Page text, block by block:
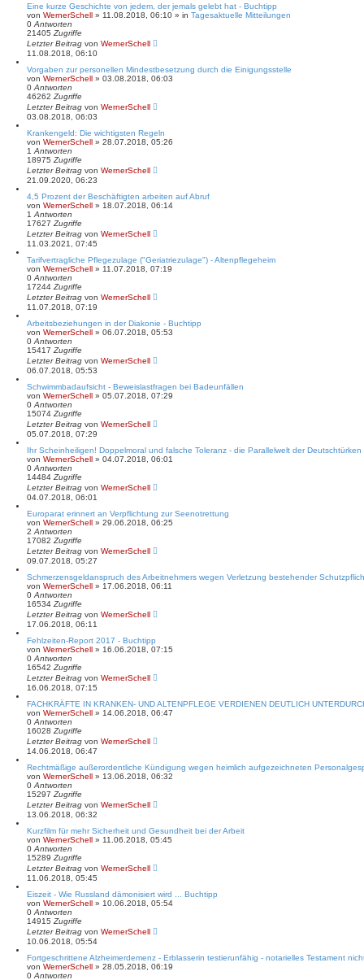
Eine kurze Geschichte von jedem, der jemals gelebt hat - Buchtipp
von WernerSchell » 11.08.2018, 06:10 » in Tagesaktuelle Mitteilungen
0 Antworten
21405 Zugriffe
Letzter Beitrag von WernerSchell
11.08.2018, 06:10
Vorgaben zur personellen Mindestbesetzung durch die Einigungsstelle
von WernerSchell » 03.08.2018, 06:03
0 Antworten
46262 Zugriffe
Letzter Beitrag von WernerSchell
03.08.2018, 06:03
Krankengeld: Die wichtigsten Regeln
von WernerSchell » 28.07.2018, 05:26
1 Antworten
18975 Zugriffe
Letzter Beitrag von WernerSchell
21.09.2020, 06:23
4,5 Prozent der Beschäftigten arbeiten auf Abruf
von WernerSchell » 18.07.2018, 06:14
1 Antworten
17627 Zugriffe
Letzter Beitrag von WernerSchell
11.03.2021, 07:45
Tarifvertragliche Pflegezulage ("Geriatriezulage") - Altenpflegeheim
von WernerSchell » 11.07.2018, 07:19
0 Antworten
17244 Zugriffe
Letzter Beitrag von WernerSchell
11.07.2018, 07:19
Arbeitsbeziehungen in der Diakonie - Buchtipp
von WernerSchell » 06.07.2018, 05:53
0 Antworten
15417 Zugriffe
Letzter Beitrag von WernerSchell
06.07.2018, 05:53
Schwimmbadaufsicht - Beweislastfragen bei Badeunfällen
von WernerSchell » 05.07.2018, 07:29
0 Antworten
15074 Zugriffe
Letzter Beitrag von WernerSchell
05.07.2018, 07:29
Ihr Scheinheiligen! Doppelmoral und falsche Toleranz - die Parallelwelt der
von WernerSchell » 04.07.2018, 06:01
0 Antworten
14484 Zugriffe
Letzter Beitrag von WernerSchell
04.07.2018, 06:01
Europarat erinnert an Verpflichtung zur Seenotrettung
von WernerSchell » 29.06.2018, 06:25
2 Antworten
17082 Zugriffe
Letzter Beitrag von WernerSchell
09.07.2018, 05:27
Schmerzensgeldanspruch des Arbeitnehmers wegen Verletzung bestehender
von WernerSchell » 17.06.2018, 06:11
0 Antworten
16534 Zugriffe
Letzter Beitrag von WernerSchell
17.06.2018, 06:11
Fehlzeiten-Report 2017 - Buchtipp
von WernerSchell » 16.06.2018, 07:15
0 Antworten
16542 Zugriffe
Letzter Beitrag von WernerSchell
16.06.2018, 07:15
FACHKRÄFTE IN KRANKEN- UND ALTENPFLEGE VERDIENEN DEUTLICH
von WernerSchell » 14.06.2018, 06:47
0 Antworten
16028 Zugriffe
Letzter Beitrag von WernerSchell
14.06.2018, 06:47
Rechtmäßige außerordentliche Kündigung wegen heimlich aufgezeichneten
von WernerSchell » 13.06.2018, 06:32
0 Antworten
15297 Zugriffe
Letzter Beitrag von WernerSchell
13.06.2018, 06:32
Kurzfilm für mehr Sicherheit und Gesundheit bei der Arbeit
von WernerSchell » 11.06.2018, 05:45
0 Antworten
15289 Zugriffe
Letzter Beitrag von WernerSchell
11.06.2018, 05:45
Eiszeit - Wie Russland dämonisiert wird ... Buchtipp
von WernerSchell » 10.06.2018, 05:54
0 Antworten
14915 Zugriffe
Letzter Beitrag von WernerSchell
10.06.2018, 05:54
Fortgeschrittene Alzheimerdemenz - Erblasserin testierunfähig - notarielles Testament
von WernerSchell » 28.05.2018, 06:19
0 Antworten